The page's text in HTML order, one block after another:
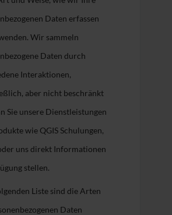
Daten erfassen
Wir sammeln
Daten durch
Interaktionen,
aber nicht beschränkt
Sie unsere Dienstleistungen
wie QGIS Schulungen,
uns direkt Informationen
stellen.
Liste sind die Arten
Daten